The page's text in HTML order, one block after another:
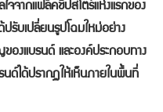
จจากแฟล็คชิปสโตร์แห่งแรกของ
รับเปลี่ยนรูปโฉมใหม่อย่าง
องแบรนด์ และองค์ประกอบทาง
ด์ได้ปรากฏให้เห็นภายในพื้นที่